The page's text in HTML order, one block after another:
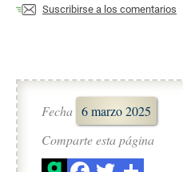
Suscribirse a los comentarios
Fecha 6 marzo 2025
Comparte esta página